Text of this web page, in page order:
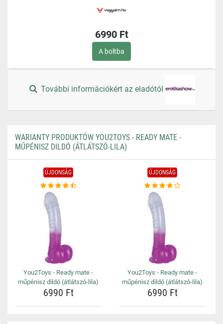
6990 Ft
A boltba
További információkért az eladótól
WARIANTY PRODUKTÓW YOU2TOYS - READY MATE -
MŰPÉNISZ DILDÓ (ÁTLÁTSZÓ-LILA)
ÚJDONSÁG
You2Toys - Ready mate -
műpénisz dildó (átlátszó-lila)
6990 Ft
ÚJDONSÁG
You2Toys - Ready mate -
műpénisz dildó (átlátszó-lila)
6990 Ft